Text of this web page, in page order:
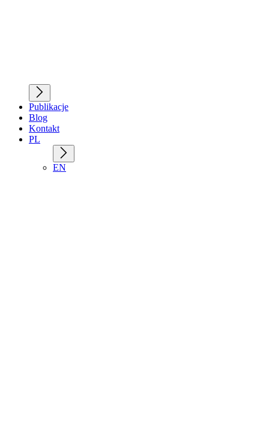
Publikacje
Blog
Kontakt
PL
EN